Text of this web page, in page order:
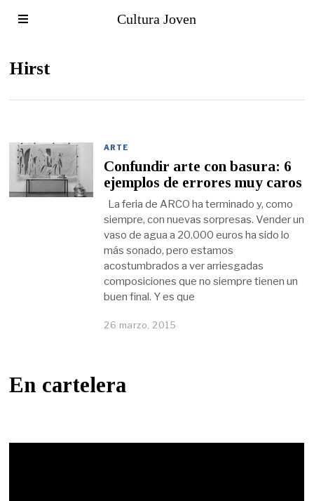
Cultura Joven
Hirst
ARTE
Confundir arte con basura: 6
ejemplos de errores muy caros
La feria de ARCO ha terminado y, como
siempre, con nuevas sorpresas. Vender un
vaso de agua a 20.000 euros ha sido lo
más sonado, pero estamos
acostumbrados a ver arriesgadas
composiciones que no siempre tienen un
buen final. Y es que
26 marzo, 2015
En cartelera